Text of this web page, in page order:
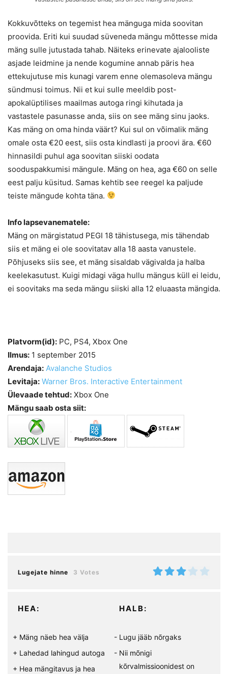
Kokkuvõtteks on tegemist hea mänguga mida soovitan
proovida. Eriti kui suudad süveneda mängu mõttesse mida
mäng sulle jutustada tahab. Näiteks erinevate ajalooliste
asjade leidmine ja nende kogumine annab päris hea
ettekujutuse mis kunagi varem enne olemasoleva mängu
sündmusi toimus. Nii et kui sulle meeldib post-
apokalüptilises maailmas autoga ringi kihutada ja
vastastele pasunasse anda, siis on see mäng sinu jaoks.
Kas mäng on oma hinda väärt? Kui sul on võimalik mäng
omale osta €20 eest, siis osta kindlasti ja proovi ära. €60
hinnasildi puhul aga soovitan siiski oodata
sooduspakkumisi mängule. Mäng on hea, aga €60 on selle
eest palju küsitud. Samas kehtib see reegel ka paljude
teiste mängude kohta täna.
Info lapsevanematele:
Mäng on märgistatud PEGI 18 tähistusega, mis tähendab
siis et mäng ei ole soovitatav alla 18 aasta vanustele.
Põhjuseks siis see, et mäng sisaldab vägivalda ja halba
keelekasutust. Kuigi midagi väga hullu mängus küll ei leidu,
ei soovitaks ma seda mängu siiski alla 12 eluaasta mängida.
Platvorm(id): PC, PS4, Xbox One
Ilmus: 1 september 2015
Arendaja: Avalanche Studios
Levitaja: Warner Bros. Interactive Entertainment
Ülevaade tehtud: Xbox One
Mängu saab osta siit:
Lugejate hinne 3 Votes
HEA:
Mäng näeb hea välja
Lahedad lahingud autoga
Hea mängitavus ja hea
HALB:
Lugu jääb nõrgaks
Nii mõnigi
kõrvalmissioonidest on